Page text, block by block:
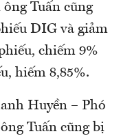
Tuấn cũng
DIG và giảm
chiếm 9%
hiếm 8,85%.
Huyền – Phó
Tuấn cũng bị